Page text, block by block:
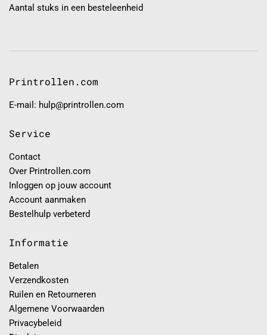
Aantal stuks in een besteleenheid
Printrollen.com
E-mail: hulp@printrollen.com
Service
Contact
Over Printrollen.com
Inloggen op jouw account
Account aanmaken
Bestelhulp verbeterd
Informatie
Betalen
Verzendkosten
Ruilen en Retourneren
Algemene Voorwaarden
Privacybeleid